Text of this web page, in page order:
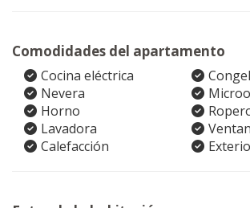
Comodidades del apartamento
Cocina eléctrica
Nevera
Horno
Lavadora
Calefacción